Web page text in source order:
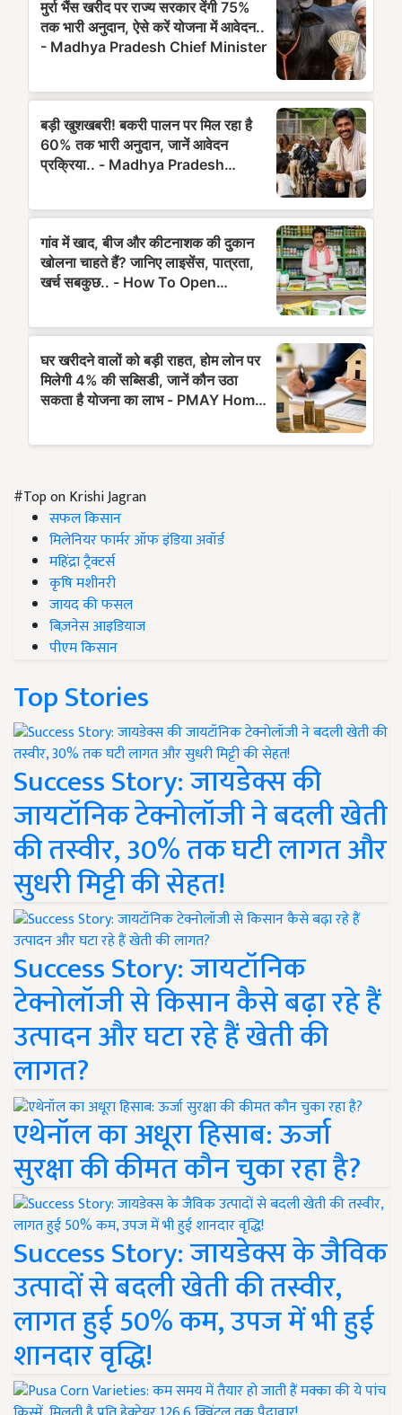
#Top on Krishi Jagran
सफल किसान
मिलेनियर फार्मर ऑफ इंडिया अवॉर्ड
महिंद्रा ट्रैक्टर्स
कृषि मशीनरी
जायद की फसल
बिज़नेस आइडियाज
पीएम किसान
Top Stories
Success Story: जायडेक्स की
जायटॉनिक टेक्नोलॉजी ने बदली खेती
की तस्वीर, 30% तक घटी लागत और
सुधरी मिट्टी की सेहत!
Success Story: जायटॉनिक
टेक्नोलॉजी से किसान कैसे बढ़ा रहे हैं
उत्पादन और घटा रहे हैं खेती की
लागत?
एथेनॉल का अधूरा हिसाब: ऊर्जा
सुरक्षा की कीमत कौन चुका रहा है?
Success Story: जायडेक्स के जैविक
उत्पादों से बदली खेती की तस्वीर,
लागत हुई 50% कम, उपज में भी हुई
शानदार वृद्धि!